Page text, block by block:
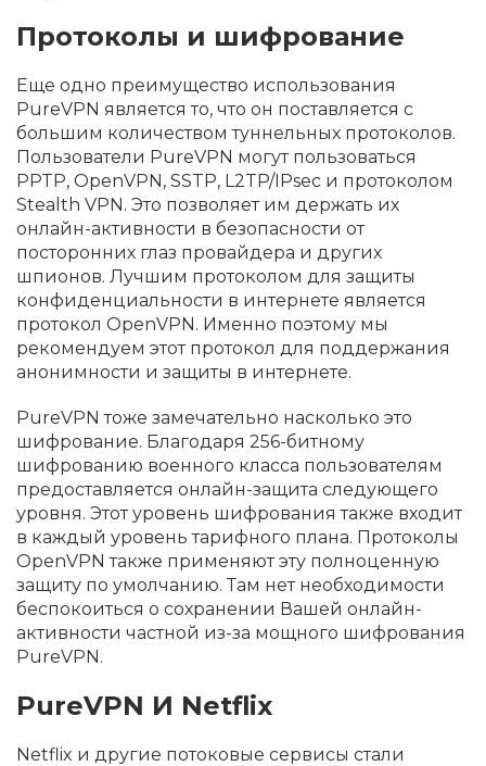
Протоколы и шифрование
Еще одно преимущество использования
PureVPN является то, что он поставляется с
большим количеством туннельных протоколов.
Пользователи PureVPN могут пользоваться
PPTP, OpenVPN, SSTP, L2TP/IPsec и протоколом
Stealth VPN. Это позволяет им держать их
онлайн-активности в безопасности от
посторонних глаз провайдера и других
шпионов. Лучшим протоколом для защиты
конфиденциальности в интернете является
протокол OpenVPN. Именно поэтому мы
рекомендуем этот протокол для поддержания
анонимности и защиты в интернете.
PureVPN тоже замечательно насколько это
шифрование. Благодаря 256-битному
шифрованию военного класса пользователям
предоставляется онлайн-защита следующего
уровня. Этот уровень шифрования также входит
в каждый уровень тарифного плана. Протоколы
OpenVPN также применяют эту полноценную
защиту по умолчанию. Там нет необходимости
беспокоиться о сохранении Вашей онлайн-
активности частной из-за мощного шифрования
PureVPN.
PureVPN И Netflix
Netflix и другие потоковые сервисы стали